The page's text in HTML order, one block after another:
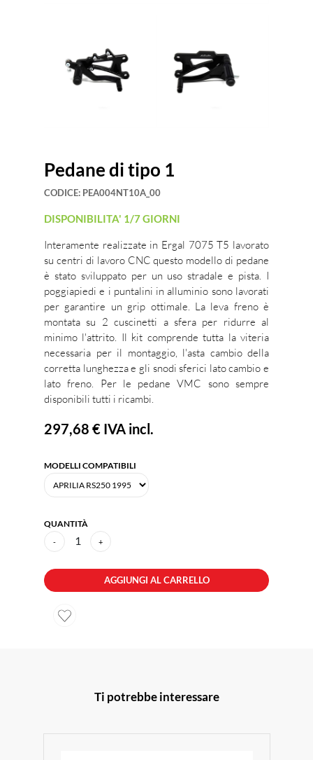
Pedane di tipo 1
CODICE: PEA004NT10A_00
DISPONIBILITA' 1/7 GIORNI
Interamente realizzate in Ergal 7075 T5 lavorato
su centri di lavoro CNC questo modello di pedane
è stato sviluppato per un uso stradale e pista. I
poggiapiedi e i puntalini in alluminio sono lavorati
per garantire un grip ottimale. La leva freno è
montata su 2 cuscinetti a sfera per ridurre al
minimo l'attrito. Il kit comprende tutta la viteria
necessaria per il montaggio, l'asta cambio della
corretta lunghezza e gli snodi sferici lato cambio e
lato freno. Per le pedane VMC sono sempre
disponibili tutti i ricambi.
297,68 € IVA incl.
MODELLI COMPATIBILI
QUANTITÀ
- 1 +
AGGIUNGI AL CARRELLO
Ti potrebbe interessare